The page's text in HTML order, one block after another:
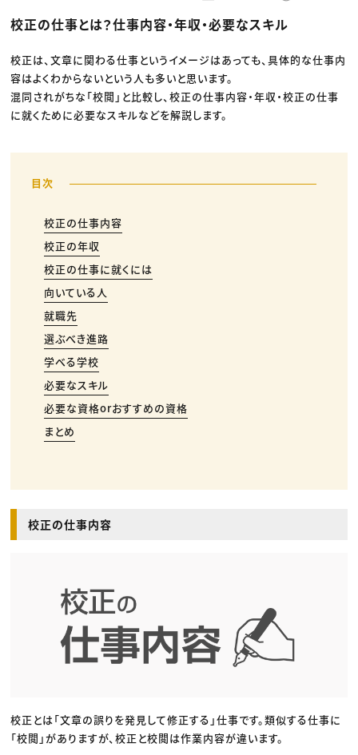
編集・ライティング
マーケティング
業界解説・キャリア事情
お役立ち基礎知識
Webクリエイター
アプリクリエイター
映像クリエイター
マーケッター
クリエイターインタビュー
C＆R Magazine
セミナー
ニュース・トレンド
ニュース・トレンド トップ
Web
映像
ゲーム・エンタメ
出版
校正の仕事とは？仕事内容・年収・必要なスキル
校正は、文章に関わる仕事というイメージはあっても、具体的な仕事内
容はよくわからないという人も多いと思います。
混同されがちな「校閲」と比較し、校正の仕事内容・年収・校正の仕事
に就くために必要なスキルなどを解説します。
校正の仕事内容
校正の年収
校正の仕事に就くには
向いている人
就職先
選ぶべき進路
学べる学校
必要なスキル
必要な資格orおすすめの資格
まとめ
校正の仕事内容
校正とは「文章の誤りを発見して修正する」仕事です。類似する仕事に
「校閲」がありますが、校正と校閲は作業内容が違います。